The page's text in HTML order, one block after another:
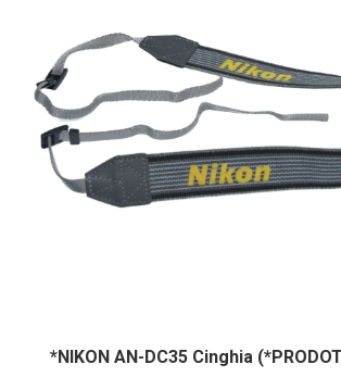
*NIKON AN-DC35 Cinghia